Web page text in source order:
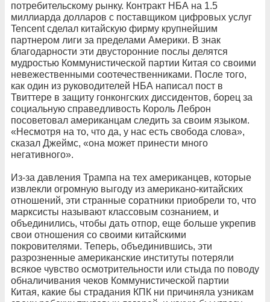
потребительскому рынку. Контракт НБА на 1.5
миллиарда долларов с поставщиком цифровых услуг
Tencent сделал китайскую фирму крупнейшим
партнером лиги за пределами Америки. В знак
благодарности эти двусторонние послы делятся
мудростью Коммунистической партии Китая со своими
невежественными соотечественниками. После того,
как один из руководителей НБА написал пост в
Твиттере в защиту гонконгских диссидентов, борец за
социальную справедливость Король Леброн
посоветовал американцам следить за своим языком.
«Несмотря на то, что да, у нас есть свобода слова»,
сказал Джеймс, «она ​​может принести много
негативного».
Из-за давления Трампа на тех американцев, которые
извлекли огромную выгоду из американо-китайских
отношений, эти странные соратники приобрели то, что
марксисты называют классовым сознанием, и
объединились, чтобы дать отпор, еще больше укрепив
свои отношения со своими китайскими
покровителями. Теперь, объединившись, эти
разрозненные американские институты потеряли
всякое чувство осмотрительности или стыда по поводу
обналичивания чеков Коммунистической партии
Китая, какие бы страдания КПК ни причиняла узникам